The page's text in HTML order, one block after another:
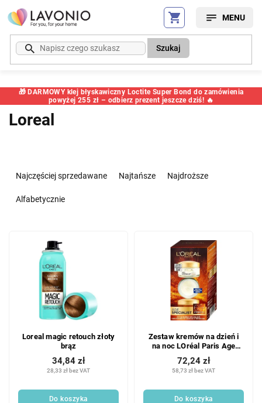
Przejść
do
treści
🎁 DARMOWY klej błyskawiczny Loctite Super Bond do zamówienia
powyżej 255 zł – odbierz prezent jeszcze dziś! 🔥
Szukaj
Loreal
Najczęściej sprzedawane Najtańsze Najdroższe
Alfabetycznie
Loreal magic retouch złoty
brąz
28,33 zł bez VAT
34,84 zł
Do koszyka
Zestaw kremów na dzień i
na noc LOréal Paris Age
Specialist 65+ 2 x 50 ml
zestaw prezentowy
58,73 zł bez VAT
72,24 zł
Do koszyka